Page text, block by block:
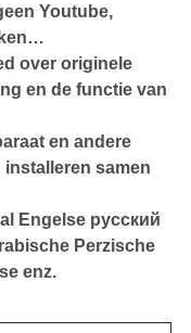
Youtube,
over originele
en de functie van
en andere
samen
Engelse русский
Perzische
enz.